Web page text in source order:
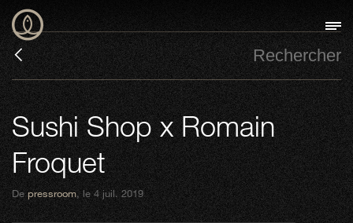
Sushi Shop x Romain
Froquet
Depressroom, le 4 juil. 2019